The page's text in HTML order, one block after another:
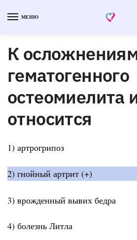
МЕНЮ
К
гематогенного
остеомиелита
относится
1) артрогрипоз
2) гнойный артрит (+)
3) врожденный вывих бедра
4) болезнь Литла